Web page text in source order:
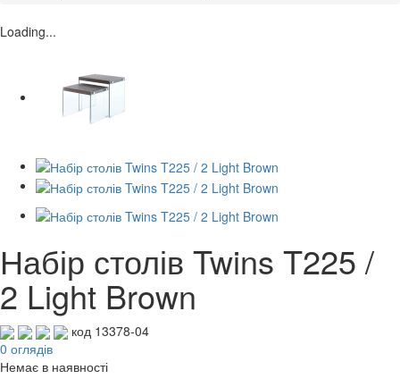
Loading...
Набір столів Twins T225 /
2 Light Brown
код 13378-04
0 оглядів
Немає в наявності